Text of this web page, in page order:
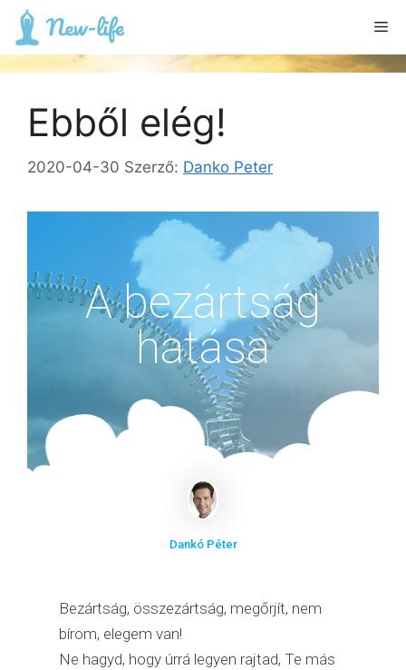
Ebből elég!
2020-04-30 Szerző: Danko Peter
A bezártság
hatása
Dankó Péter
Bezártság, összezártság, megőrjít, nem
bírom, elegem van!
Ne hagyd, hogy úrrá legyen rajtad, Te más